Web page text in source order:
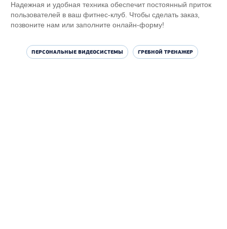
Надежная и удобная техника обеспечит постоянный приток
пользователей в ваш фитнес-клуб. Чтобы сделать заказ,
позвоните нам или заполните онлайн-форму!
ПЕРСОНАЛЬНЫЕ ВИДЕОСИСТЕМЫ ГРЕБНОЙ ТРЕНАЖЕР